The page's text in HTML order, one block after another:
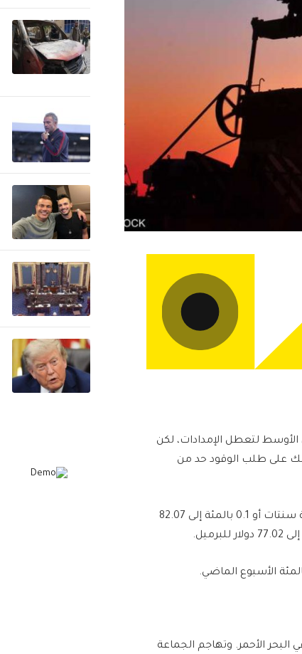
الأوسط لتعطل الإمدادات، لكن
ذلك على طلب الوقود حد من
وبحلول الساعة 0420 بتوقيت غرينتش، ارتفعت العقود الآجلة لخام برنت سبعة سنتات أو 0.1 بالمئة إلى 82.07
.
الأسبوع الماضي.
الأحمر. وتهاجم الجماعة